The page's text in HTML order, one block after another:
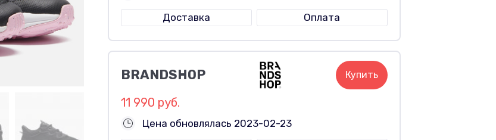
Доставка
Оплата
BRANDSHOP Купить
11 990 руб.
Цена обновлялась 2023-02-23